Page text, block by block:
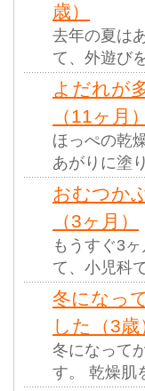
歳）
去年の夏は
て、外遊び
よだれが
（11ヶ月）
ほっぺの乾
あがりに塗
おむつか
（3ヶ月）
もうすぐ3
て、小児科
冬になっ
した（3歳
冬になって
す。 乾燥肌